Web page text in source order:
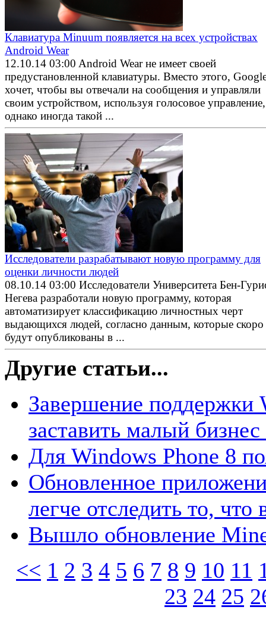
Клавиатура Minuum появляется на всех устройствах
Android Wear
12.10.14 03:00 Android Wear не имеет своей
предустановленной клавиатуры. Вместо этого,
хочет, чтобы вы отвечали на сообщения и управляли
своим устройством, используя голосовое управление,
однако иногда такой ...
Исследователи разрабатывают новую программу для
оценки личности людей
08.10.14 03:00 Исследователи Университета Бен-
Негева разработали новую программу, которая
автоматизирует классификацию личностных черт
выдающихся людей, согласно данным, которые скоро
будут опубликованы в ...
Другие статьи...
Завершение поддержки
заставить малый
Для Windows Phone 8
Обновленное
легче отследить то, что
Вышло обновление
<< 1 2 3 4 5 6 7 8 9 10 11
23 24 25